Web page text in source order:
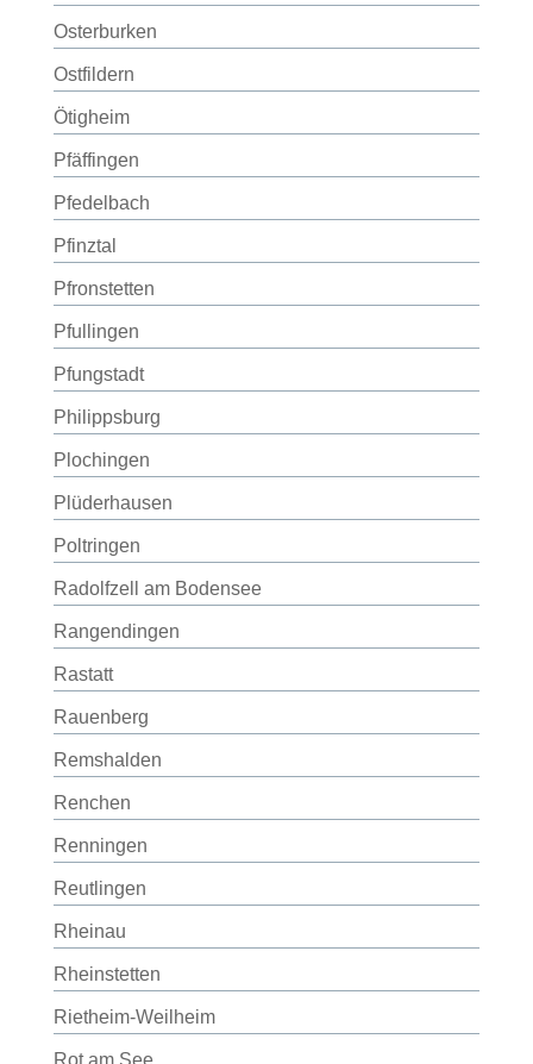
Osterburken
Ostfildern
Ötigheim
Pfäffingen
Pfedelbach
Pfinztal
Pfronstetten
Pfullingen
Pfungstadt
Philippsburg
Plochingen
Plüderhausen
Poltringen
Radolfzell am Bodensee
Rangendingen
Rastatt
Rauenberg
Remshalden
Renchen
Renningen
Reutlingen
Rheinau
Rheinstetten
Rietheim-Weilheim
Rot am See